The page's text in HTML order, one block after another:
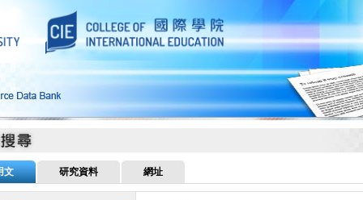
文 研究資料 網址